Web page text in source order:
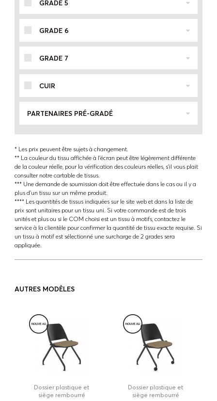
GRADE 5
GRADE 6
GRADE 7
CUIR
PARTENAIRES PRÉ-GRADÉ
* Les prix peuvent être sujets à changement.
** La couleur du tissu affichée à l'écran peut être légèrement différente
de la couleur réelle, pour la vérification des couleurs réelles, s'il vous plait
consulter notre cartable de tissus.
*** Une demande de soumission doit être effectuée dans le cas ou il y a
plus d'un tissu sur un même produit.
**** Les quantités de tissus indiquées sur le site web et dans la liste de
prix sont unitaires pour un tissu uni. Si votre commande est de trois
unités et plus ou si le COM choisi est un tissu à motifs, contactez le
service à la clientèle pour confirmer la quantité de tissu exacte requise. Si
un tissu à motif est sélectionné une surcharge de 2 grades sera
appliquée.
AUTRES MODÈLES
NOUVEAU
Dossier plastique et
siège rembourré
NOUVEAU
Dossier plastique et
siège rembourré